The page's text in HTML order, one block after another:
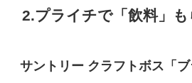
2.プライチで「飲料」も
サントリー クラフトボス「